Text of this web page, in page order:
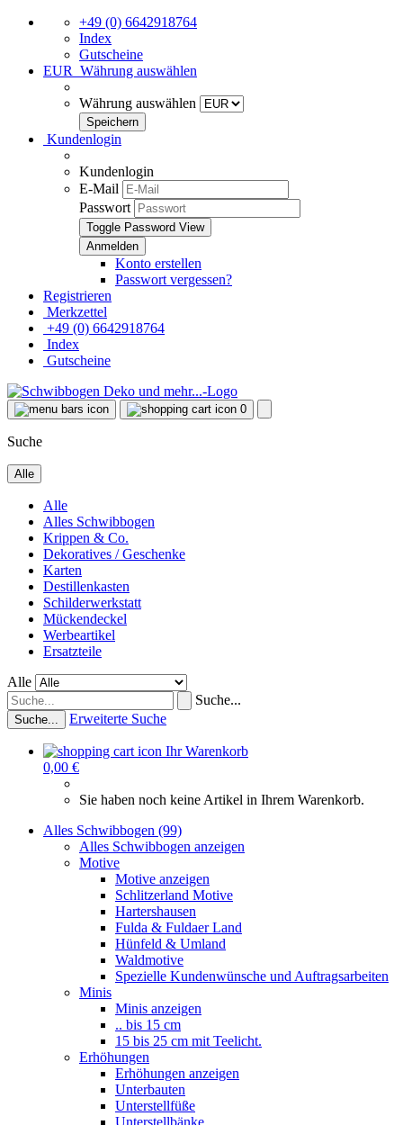
+49 (0) 6642918764
Index
Gutscheine
EUR Währung auswählen
Währung auswählen
Kundenlogin
Kundenlogin
E-Mail
Passwort
Toggle Password View
Konto erstellen
Passwort vergessen?
Registrieren
Merkzettel
+49 (0) 6642918764
Index
Gutscheine
0
Suche
Alle
Alle
Alles Schwibbogen
Krippen & Co.
Dekoratives / Geschenke
Karten
Destillenkasten
Schilderwerkstatt
Mückendeckel
Werbeartikel
Ersatzteile
Alle
Suche...
Suche... Erweiterte Suche
Ihr Warenkorb
0,00 €
Sie haben noch keine Artikel in Ihrem Warenkorb.
Alles Schwibbogen (99)
Alles Schwibbogen anzeigen
Motive
Motive anzeigen
Schlitzerland Motive
Hartershausen
Fulda & Fuldaer Land
Hünfeld & Umland
Waldmotive
Spezielle Kundenwünsche und Auftragsarbeiten
Minis
Minis anzeigen
.. bis 15 cm
15 bis 25 cm mit Teelicht.
Erhöhungen
Erhöhungen anzeigen
Unterbauten
Unterstellfüße
Unterstellbänke